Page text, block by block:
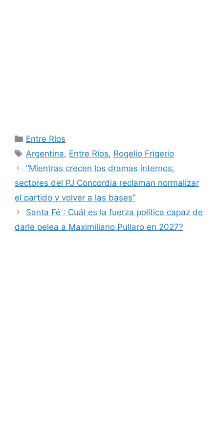
Categorías
Entre Ríos
Etiquetas
Argentina, Entre Ríos, Rogelio Frigerio
“Mientras crecen los dramas internos,
sectores del PJ Concordia reclaman normalizar
el partido y volver a las bases”
Santa Fé : Cuál es la fuerza política capaz de
darle pelea a Maximiliano Pullaro en 2027?